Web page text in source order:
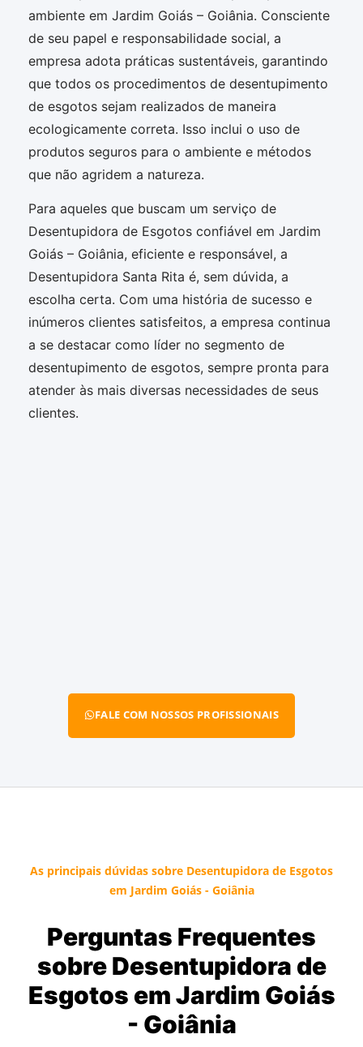
ambiente em Jardim Goiás – Goiânia. Consciente
de seu papel e responsabilidade social, a
empresa adota práticas sustentáveis, garantindo
que todos os procedimentos de desentupimento
de esgotos sejam realizados de maneira
ecologicamente correta. Isso inclui o uso de
produtos seguros para o ambiente e métodos
que não agridem a natureza.
Para aqueles que buscam um serviço de
Desentupidora de Esgotos confiável em Jardim
Goiás – Goiânia, eficiente e responsável, a
Desentupidora Santa Rita é, sem dúvida, a
escolha certa. Com uma história de sucesso e
inúmeros clientes satisfeitos, a empresa continua
a se destacar como líder no segmento de
desentupimento de esgotos, sempre pronta para
atender às mais diversas necessidades de seus
clientes.
FALE COM NOSSOS PROFISSIONAIS
As principais dúvidas sobre Desentupidora de Esgotos
em Jardim Goiás - Goiânia
Perguntas Frequentes
sobre Desentupidora de
Esgotos em Jardim Goiás
- Goiânia